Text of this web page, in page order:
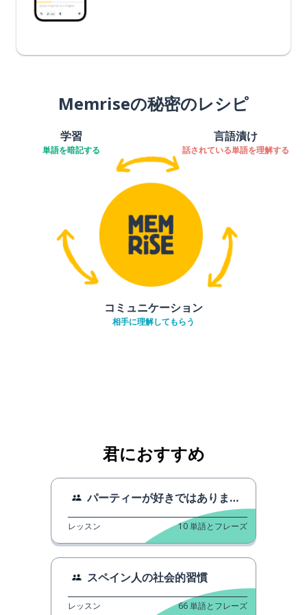
Memriseの秘密のレシピ
学習
単語を暗記する
言語漬け
話されている単語を理解する
コミュニケーション
相手に理解してもらう
君におすすめ
パーティーが好きではありません。
レッスン 10単語とフレーズ
スペイン人の社会的習慣
レッスン 66単語とフレーズ